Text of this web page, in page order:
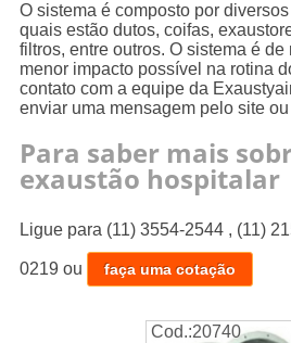
O sistema é composto por
quais estão dutos, coifas,
filtros, entre outros. O sistema é
menor impacto possível na rotina
contato com a equipe da
enviar uma mensagem pelo site
Para saber mais
exaustão hospitalar
Ligue para (11) 3554-2544, (11)
0219 ou faça uma cotação
Cod.:20740